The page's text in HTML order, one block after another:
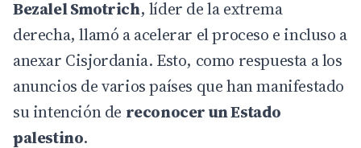
Bezalel Smotrich, líder de la extrema
derecha, llamó a acelerar el proceso e incluso a
anexar Cisjordania. Esto, como respuesta a los
anuncios de varios países que han manifestado
su intención de reconocer un Estado
palestino.